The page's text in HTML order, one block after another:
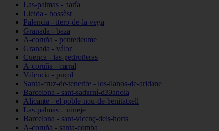
Las-palmas - haría
Lleida - bossòst
Palencia - itero-de-la-vega
Granada - baza
A-coruña - pontedeume
Granada - válor
Cuenca - las-pedroñeras
A-coruña - carral
Valencia - puçol
Santa-cruz-de-tenerife - los-llanos-de-aridane
Barcelona - sant-sadurní-d39anoia
Alicante - el-poble-nou-de-benitatxell
Las-palmas - tuineje
Barcelona - sant-vicenç-dels-horts
A-coruña - santa-comba